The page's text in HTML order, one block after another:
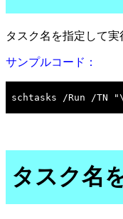
タスク名を指定して実
サンプルコード：
タスク名